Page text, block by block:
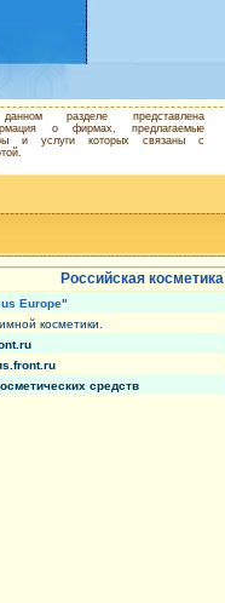
разделе представлена
о фирмах, предлагаемые
и услуги которых связаны с
Российская косметика
Europe"
косметики.
средств